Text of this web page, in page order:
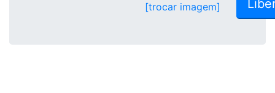
[trocar imagem]